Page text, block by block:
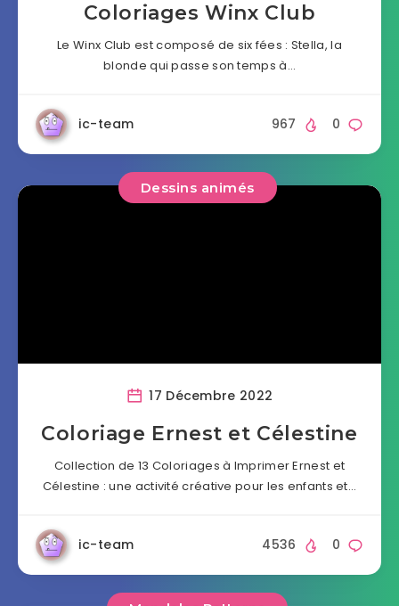
Coloriages Winx Club
Le Winx Club est composé de six fées : Stella, la
blonde qui passe son temps à…
ic-team 0
967
Dessins animés
17 Décembre 2022
Coloriage Ernest et Célestine
Collection de 13 Coloriages à Imprimer Ernest et
Célestine : une activité créative pour les enfants et…
ic-team 0
4536